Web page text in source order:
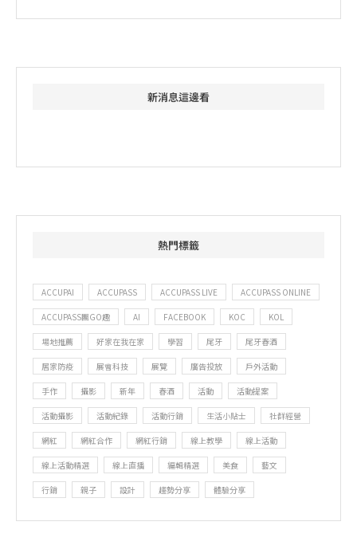
新消息這邊看
熱門標籤
ACCUPAI ACCUPASS ACCUPASS LIVE ACCUPASS ONLINE
ACCUPASS團GO趣 AI FACEBOOK KOC KOL
場地推薦 好家在我在家 學習 尾牙 尾牙春酒
居家防疫 展會科技 展覽 廣告投放 戶外活動
手作 攝影 新年 春酒 活動 活動提案
活動攝影 活動紀錄 活動行銷 生活小貼士 社群經營
網紅 網紅合作 網紅行銷 線上教學 線上活動
線上活動精選 線上直播 編輯精選 美食 藝文
行銷 親子 設計 趨勢分享 體驗分享